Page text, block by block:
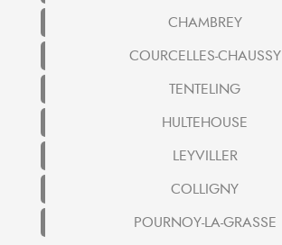
CHAMBREY
COURCELLES-CHAUSSY
TENTELING
HULTEHOUSE
LEYVILLER
COLLIGNY
POURNOY-LA-GRASSE